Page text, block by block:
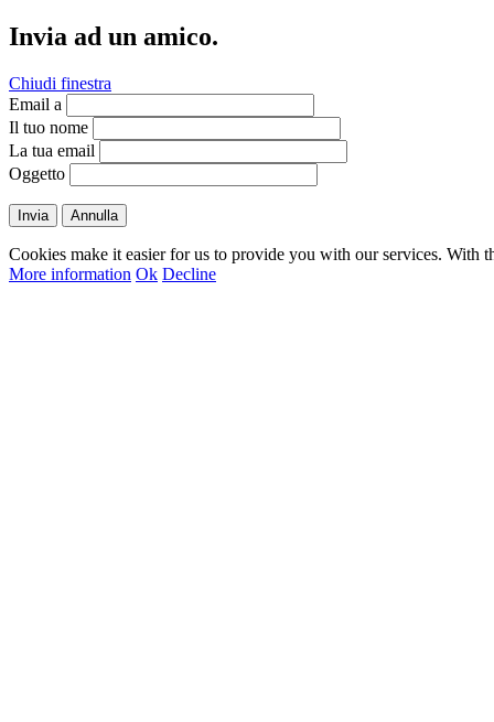
Invia ad un amico.
Chiudi finestra
Email a
Il tuo nome
La tua email
Oggetto
Invia Annulla
Cookies make it easier for us to provide you with our services. With
More information Ok Decline